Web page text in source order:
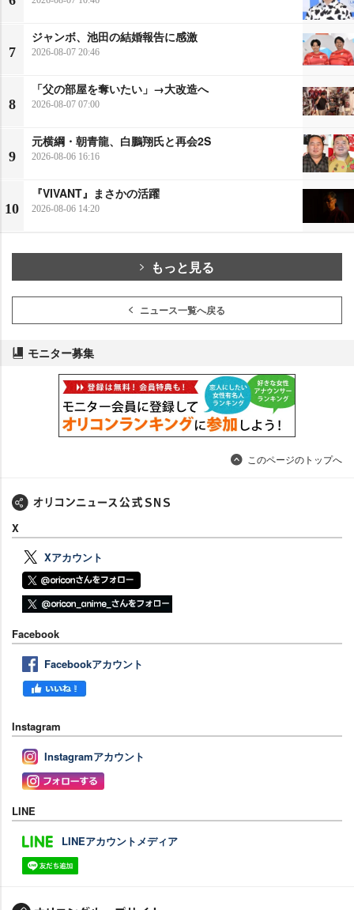
7
ジャンボ、池田の結婚報告に感激
2026-08-07 20:46
8
「父の部屋を奪いたい」→大改造へ
2026-08-07 07:00
9
元横綱・朝青龍、白鵬翔氏と再会2S
2026-08-06 16:16
10
『VIVANT』まさかの活躍
2026-08-06 14:20
もっと見る
ニュース一覧へ戻る
モニター募集
このページのトップへ
X
Xアカウント
Facebook
Facebookアカウント
Instagram
Instagramアカウント
LINE
LINEアカウントメディア